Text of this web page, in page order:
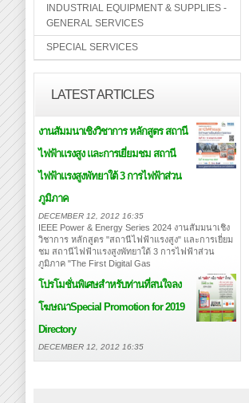
INDUSTRIAL EQUIPMENT & SUPPLIES -
GENERAL SERVICES
SPECIAL SERVICES
LATEST ARTICLES
งานสัมมนาเชิงวิชาการ หลักสูตร สถานี
ไฟฟ้าแรงสูง และการเยี่ยมชม สถานี
ไฟฟ้าแรงสูงพัทยาใต้ 3 การไฟฟ้าส่วน
ภูมิภาค
DECEMBER 12, 2012 16:35
IEEE Power & Energy Series 2024 งานสัมมนาเชิง
วิชาการ หลักสูตร "สถานีไฟฟ้าแรงสูง" และการเยี่ยม
ชม สถานีไฟฟ้าแรงสูงพัทยาใต้ 3 การไฟฟ้าส่วน
ภูมิภาค "The First Digital Gas
โปรโมชั่นพิเศษสำหรับท่านที่สนใจลง
โฆษณาSpecial Promotion for 2019
Directory
DECEMBER 12, 2012 16:35